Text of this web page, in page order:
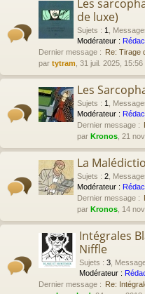
Les
de luxe)
Sujets : 1
Modérateur :
Dernier message : Re: Tirage
par tytram , 31 juil. 2025, 15:56
Les
Sujets : 1
Modérateur :
Dernier message :
par Kronos , 21
La
Sujets : 2
Modérateur :
Dernier message :
par Kronos , 14
Intégrales
Niffle
Sujets : 3
Modérateur :
Dernier message : Re: